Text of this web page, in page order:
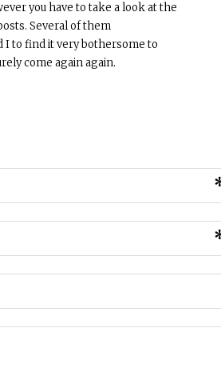
you have to take a look at the
Several of them
I to find it very bothersome to
come again again.